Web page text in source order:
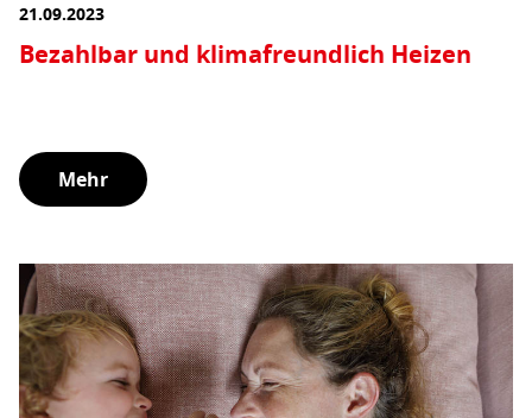
21.09.2023
Bezahlbar und klimafreundlich Heizen
Mehr